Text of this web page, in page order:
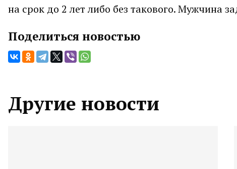
на срок до 2 лет либо без такового. Мужчина
Поделиться новостью
Другие новости